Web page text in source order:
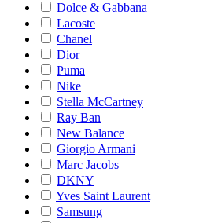
Dolce & Gabbana
Lacoste
Chanel
Dior
Puma
Nike
Stella McCartney
Ray Ban
New Balance
Giorgio Armani
Marc Jacobs
DKNY
Yves Saint Laurent
Samsung